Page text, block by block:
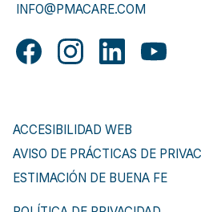
INFO@PMACARE.COM
ACCESIBILIDAD WEB
AVISO DE PRÁCTICAS DE
ESTIMACIÓN DE BUENA FE